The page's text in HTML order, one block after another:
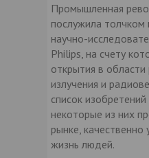
Промышленная
послужила толчком
научно-
Philips, на счету
открытия в области
излучения и
список изобретений
некоторые из них
рынке,
жизнь людей.